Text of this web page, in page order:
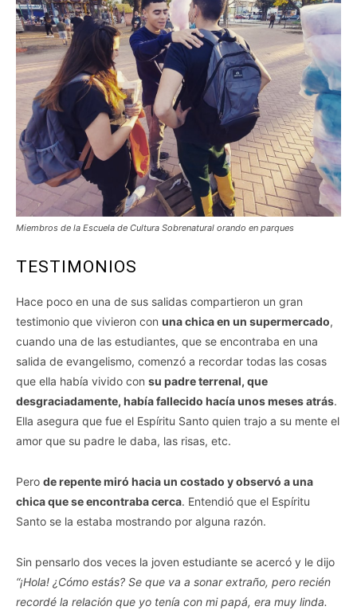
Miembros de la Escuela de Cultura Sobrenatural orando en parques
TESTIMONIOS
Hace poco en una de sus salidas compartieron un gran
testimonio que vivieron con una chica en un supermercado,
cuando una de las estudiantes, que se encontraba en una
salida de evangelismo, comenzó a recordar todas las cosas
que ella había vivido con su padre terrenal, que
desgraciadamente, había fallecido hacía unos meses atrás.
Ella asegura que fue el Espíritu Santo quien trajo a su mente el
amor que su padre le daba, las risas, etc.
Pero de repente miró hacia un costado y observó a una
chica que se encontraba cerca. Entendió que el Espíritu
Santo se la estaba mostrando por alguna razón.
Sin pensarlo dos veces la joven estudiante se acercó y le dijo
“¡Hola! ¿Cómo estás? Se que va a sonar extraño, pero recién
recordé la relación que yo tenía con mi papá, era muy linda.